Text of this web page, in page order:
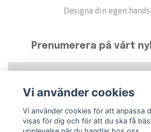
Designa din egen
Prenumerera på vårt
Vi använder cookies
Vi använder cookies för att anpassa
visas för dig och för att du ska få